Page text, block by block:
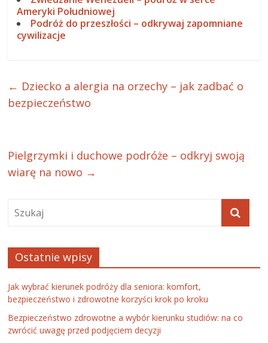
Ameryki Południowej
Podróż do przeszłości – odkrywaj zapomniane
cywilizacje
← Dziecko a alergia na orzechy – jak zadbać o
bezpieczeństwo
Pielgrzymki i duchowe podróże – odkryj swoją
wiarę na nowo →
Ostatnie wpisy
Jak wybrać kierunek podróży dla seniora: komfort,
bezpieczeństwo i zdrowotne korzyści krok po kroku
Bezpieczeństwo zdrowotne a wybór kierunku studiów: na co
zwrócić uwagę przed podjęciem decyzji